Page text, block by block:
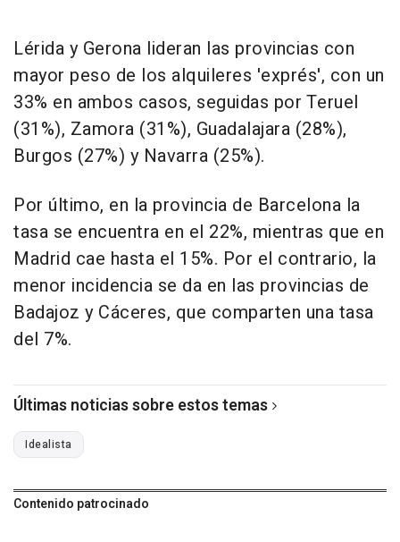
Lérida y Gerona lideran las provincias con
mayor peso de los alquileres 'exprés', con un
33% en ambos casos, seguidas por Teruel
(31%), Zamora (31%), Guadalajara (28%),
Burgos (27%) y Navarra (25%).
Por último, en la provincia de Barcelona la
tasa se encuentra en el 22%, mientras que en
Madrid cae hasta el 15%. Por el contrario, la
menor incidencia se da en las provincias de
Badajoz y Cáceres, que comparten una tasa
del 7%.
Últimas noticias sobre estos temas
Idealista
Contenido patrocinado